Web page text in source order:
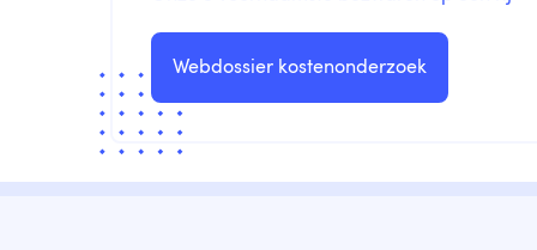
Webdossier kostenonderzoek